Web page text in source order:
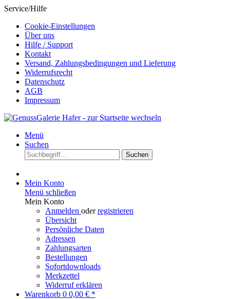
Service/Hilfe
Cookie-Einstellungen
Über uns
Hilfe / Support
Kontakt
Versand, Zahlungsbedingungen und Lieferung
Widerrufsrecht
Datenschutz
AGB
Impressum
Menü
Suchen
Suchen
Mein Konto
Menü schließen
Mein Konto
Anmelden oderregistrieren
Übersicht
Persönliche Daten
Adressen
Zahlungsarten
Bestellungen
Sofortdownloads
Merkzettel
Widerruf erklären
Warenkorb 0 0,00 € *